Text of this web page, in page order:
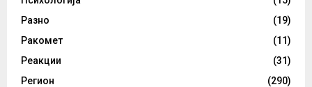
Разно
(19)
Ракомет
(11)
Реакции
(31)
Регион
(290)